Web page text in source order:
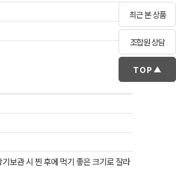
최근 본 상품
조합원 상담
TOP
보관 시 찐 후에 먹기 좋은 크기로 잘라